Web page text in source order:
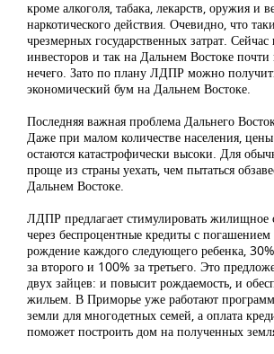
кроме алкоголя, табака, лекарств, оружия и
наркотического действия. Очевидно, что
чрезмерных государственных затрат.
инвесторов и так на Дальнем Востоке почти
нечего. Зато по плану ЛДПР можно
экономический бум на Дальнем Востоке.
Последняя важная проблема Дальнего
Даже при малом количестве населения,
остаются катастрофически высоки. Для
проще из страны уехать, чем пытаться
Дальнем Востоке.
ЛДПР предлагает стимулировать жилищное
через беспроцентные кредиты с погашением
рождение каждого следующего ребенка,
за второго и 100% за третьего. Это
двух зайцев: и повысит рождаемость, и
жильем. В Приморье уже работают
земли для многодетных семей, а оплата
поможет построить дом на полученных